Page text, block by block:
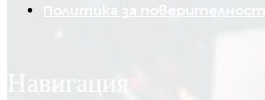
Политика за поверителност
Навигация